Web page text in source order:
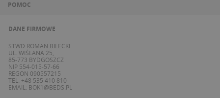
POMOC
DANE FIRMOWE
STWD ROMAN BILECKI
UL. WIŚLANA 25,
85-773 BYDGOSZCZ
NIP 554-015-57-66
REGON 090557215
TEL: +48 535 410 810
EMAIL: BOK1@BEDS.PL